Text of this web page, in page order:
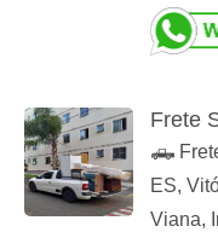
Frete
🛻
ES,
Viana,